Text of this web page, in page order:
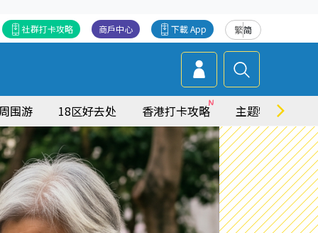
繁简
下載 App
商戶中心
社群打卡攻略
围游 18区好去处 香港打卡攻略 主题特集